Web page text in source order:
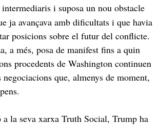
i suposa un nou obstacle
ja avançava amb dificultats i que havia
posicions sobre el futur del conflicte.
a més, posa de manifest fins a quin
procedents de Washington continuen
que, almenys de moment,
la seva xarxa Truth Social, Trump ha